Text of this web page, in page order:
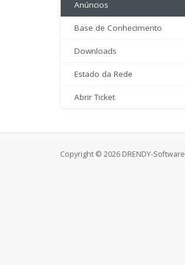
Anúncios
Base de Conhecimento
Downloads
Estado da Rede
Abrir Ticket
Copyright © 2026 DRENDY-